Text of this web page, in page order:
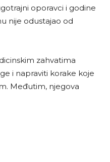
oporavci i godine
nije odustajao od
zahvatima
i napraviti korake koje
Međutim, njegova